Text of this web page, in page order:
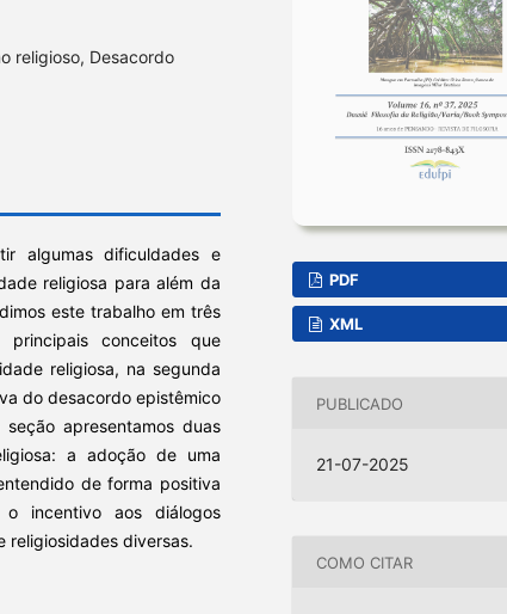
religioso, Desacordo
algumas dificuldades e
religiosa para além da
este trabalho em três
conceitos que
religiosa, na segunda
do desacordo epistêmico
apresentamos duas
a adoção de uma
de forma positiva
incentivo aos diálogos
religiosidades diversas.
PDF
XML
PUBLICADO
21-07-2025
COMO CITAR